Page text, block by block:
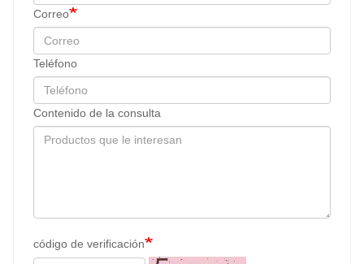
Correo
Teléfono
Contenido de la consulta
código de verificación